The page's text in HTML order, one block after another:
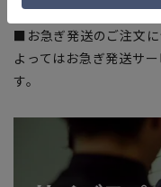
を完了できない場合が
■お急ぎ発送のご注文
よってはお急ぎ発送サ
す。